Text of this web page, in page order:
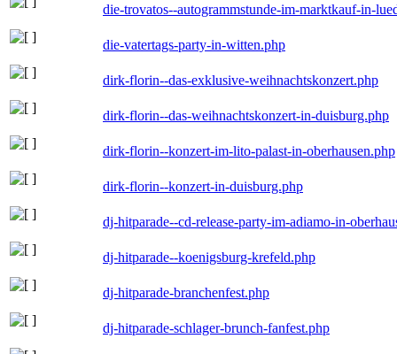
die-trovatos--autogrammstunde-im-marktkauf-in-
die-vatertags-party-in-witten.php
dirk-florin--das-exklusive-weihnachtskonzert.php
dirk-florin--das-weihnachtskonzert-in-duisburg.php
dirk-florin--konzert-im-lito-palast-in-oberhausen.php
dirk-florin--konzert-in-duisburg.php
dj-hitparade--cd-release-party-im-adiamo-in-
dj-hitparade--koenigsburg-krefeld.php
dj-hitparade-branchenfest.php
dj-hitparade-schlager-brunch-fanfest.php